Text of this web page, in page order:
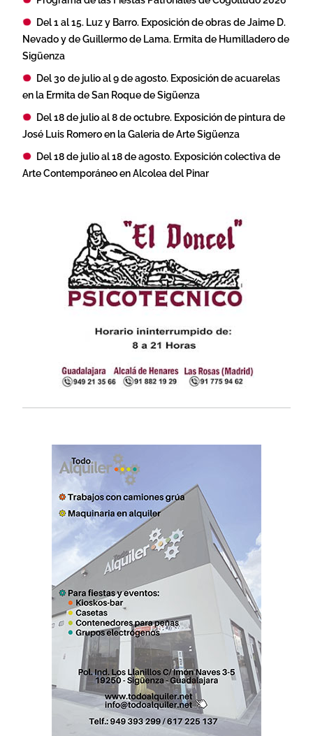
Del 1 al 15. Luz y Barro. Exposición de obras de Jaime D.
Nevado y de Guillermo de Lama. Ermita de Humilladero de
Sigüenza
Del 30 de julio al 9 de agosto. Exposición de acuarelas
en la Ermita de San Roque de Sigüenza
Del 18 de julio al 8 de octubre. Exposición de pintura de
José Luis Romero en la Galeria de Arte Sigüenza
Del 18 de julio al 18 de agosto. Exposición colectiva de
Arte Contemporáneo en Alcolea del Pinar